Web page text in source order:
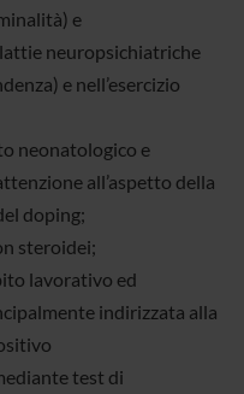
e
neuropsichiatriche
e nell’esercizio
neonatologico e
all’aspetto della
doping;
steroidei;
lavorativo ed
indirizzata alla
test di